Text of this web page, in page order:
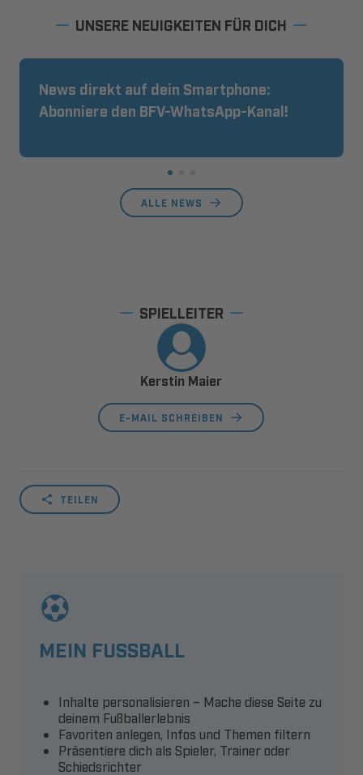
UNSERE NEUIGKEITEN FÜR DICH
News direkt auf dein Smartphone:
Abonniere den BFV-WhatsApp-Kanal!
ALLE NEWS
SPIELLEITER
Kerstin Maier
E-MAIL SCHREIBEN
TEILEN
MEIN FUSSBALL
Inhalte personalisieren – Mache diese Seite zu
deinem Fußballerlebnis
Favoriten anlegen, Infos und Themen filtern
Präsentiere dich als Spieler, Trainer oder
Schiedsrichter